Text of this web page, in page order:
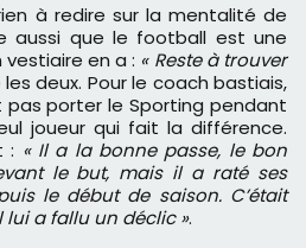
à redire sur la mentalité de
aussi que le football est une
en a : « Reste à trouver
deux. Pour le coach bastiais,
pas porter le Sporting pendant
joueur qui fait la différence.
: « Il a la bonne passe, le bon
le but, mais il a raté ses
le début de saison. C’était
lui a fallu un déclic ».